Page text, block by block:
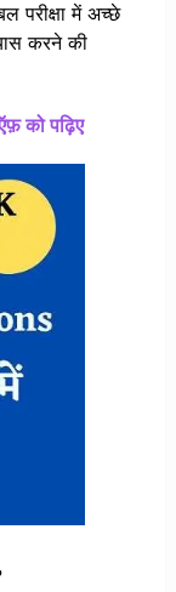
परीक्षा में अच्छे
करने की
को पढ़िए